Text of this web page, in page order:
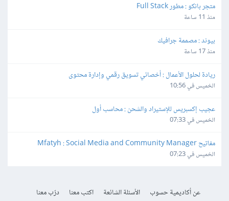
متجر بانكو : مطور Full Stack
منذ 11 ساعة
بيوند : مصممة جرافيك
منذ 17 ساعة
ريادة لحلول الأعمال : أخصائي تسويق رقمي وإدارة محتوى
الخميس في 10:56
عجيب إكسبريس للإستيراد والشحن : محاسب أول
الخميس في 07:33
مفاتيح Mfatyh : Social Media and Community Manager
الخميس في 07:23
عن أكاديمية حسوب الأسئلة الشائعة اكتب معنا
درّب معنا